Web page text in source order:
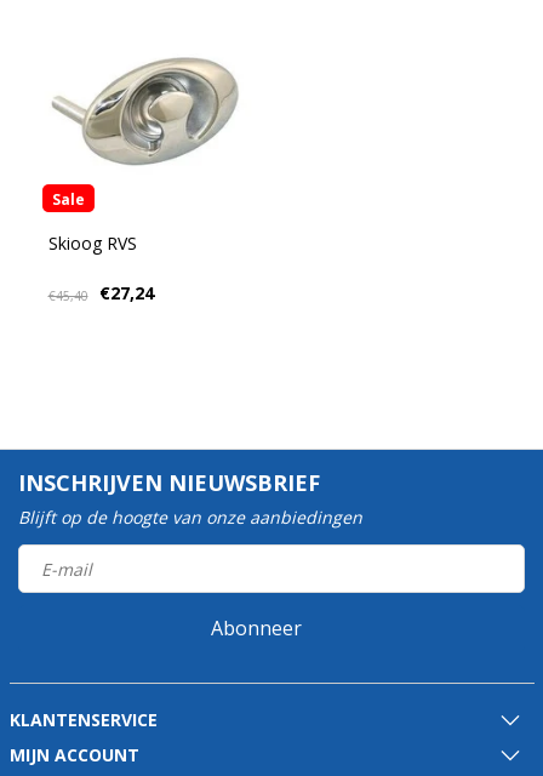
Sale
Skioog RVS
€45,40 €27,24
INSCHRIJVEN NIEUWSBRIEF
Blijft op de hoogte van onze aanbiedingen
Abonneer
KLANTENSERVICE
MIJN ACCOUNT